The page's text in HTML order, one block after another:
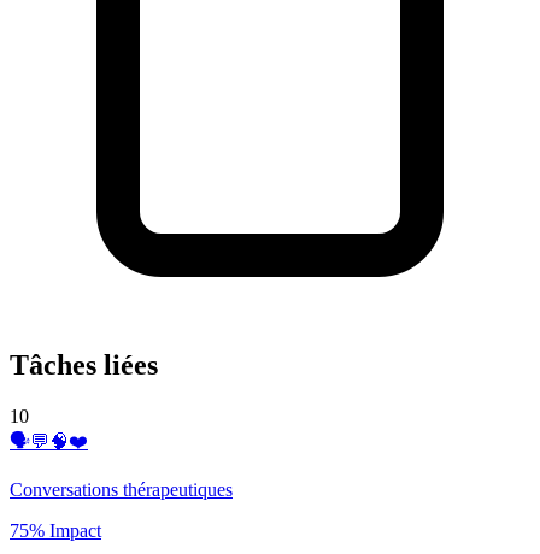
Tâches liées
10
🗣️💬🧠❤️
Conversations thérapeutiques
75% Impact